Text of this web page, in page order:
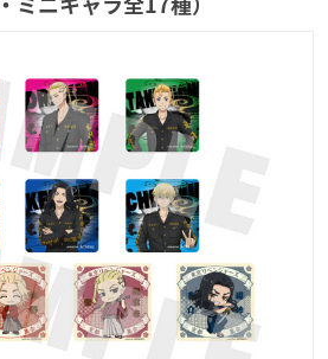
ミニキャラ全17種）